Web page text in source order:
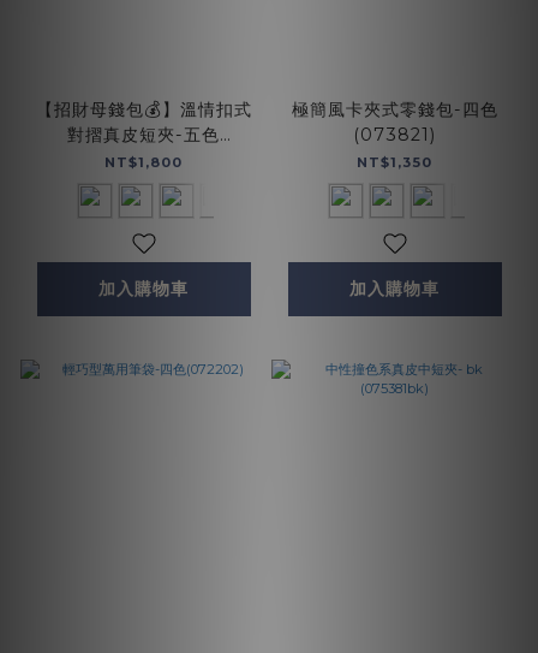
【招財母錢包💰】溫情扣式
對摺真皮短夾-五色
(075270)
NT$1,800
加入購物車
極簡風卡夾式零錢包-四色
(073821)
NT$1,350
加入購物車